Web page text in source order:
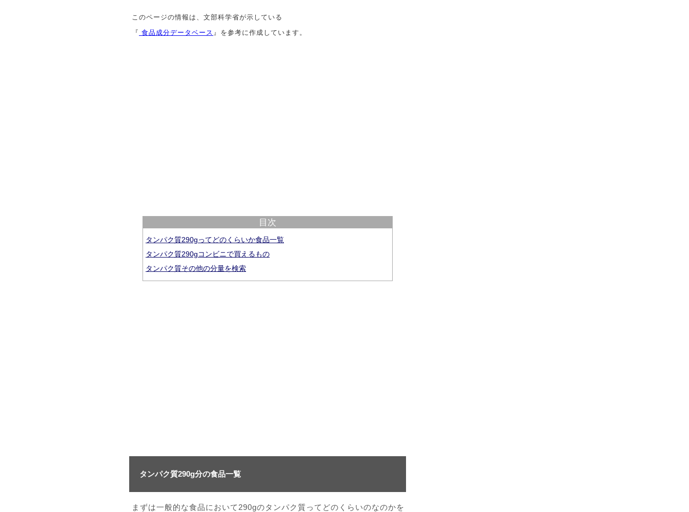
このページの情報は、文部科学省が示している
『 食品成分データベース 』を参考に作成しています。
目次
タンパク質290gってどのくらいか食品一覧
タンパク質290gコンビニで買えるもの
タンパク質その他の分量を検索
タンパク質290g分の食品一覧
まずは一般的な食品において290gのタンパク質ってどのくらいのなのかを